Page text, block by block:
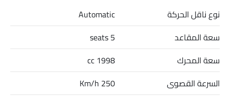
نوع ناقل الحركة
Automatic
سعة المقاعد
5 seats
سعة المحرك
1998 cc
السرعة القصوى
250 Km/h